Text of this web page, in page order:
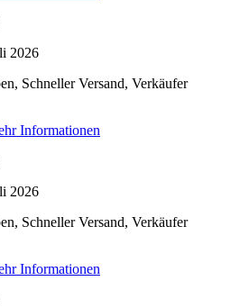
2026
Schneller Versand, Verkäufer
Informationen
2026
Schneller Versand, Verkäufer
Informationen